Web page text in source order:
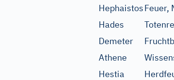
HephaistosFeuer,
Hades
Demeter
Athene
Hestia